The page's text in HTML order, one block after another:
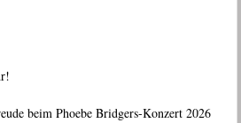
beim Phoebe Bridgers-Konzert 2026